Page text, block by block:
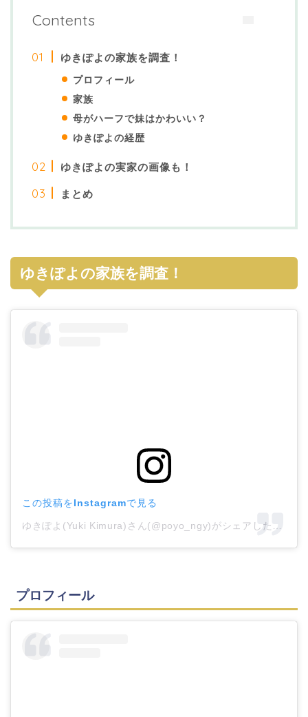
Contents
ゆきぽよの家族を調査！
プロフィール
家族
母がハーフで妹はかわいい？
ゆきぽよの経歴
ゆきぽよの実家の画像も！
まとめ
ゆきぽよの家族を調査！
この投稿をInstagramで見る
ゆきぽよ(Yuki Kimura)さん(@poyo_ngy)がシェアした投稿
プロフィール